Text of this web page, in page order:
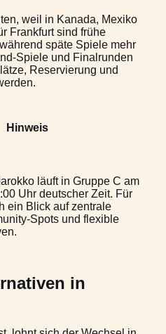
weil in Kanada, Mexiko
Frankfurt sind frühe
späte Spiele mehr
Spiele und Finalrunden
Reservierung und
Hinweis
läuft in Gruppe C am
Uhr deutscher Zeit. Für
ein Blick auf zentrale
Spots und flexible
in